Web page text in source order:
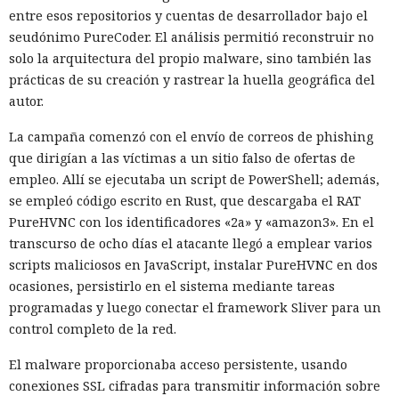
entre esos repositorios y cuentas de desarrollador bajo el
seudónimo PureCoder. El análisis permitió reconstruir no
solo la arquitectura del propio malware, sino también las
prácticas de su creación y rastrear la huella geográfica del
autor.
La campaña comenzó con el envío de correos de phishing
que dirigían a las víctimas a un sitio falso de ofertas de
empleo. Allí se ejecutaba un script de PowerShell; además,
se empleó código escrito en Rust, que descargaba el RAT
PureHVNC con los identificadores «2a» y «amazon3». En el
transcurso de ocho días el atacante llegó a emplear varios
scripts maliciosos en JavaScript, instalar PureHVNC en dos
ocasiones, persistirlo en el sistema mediante tareas
programadas y luego conectar el framework Sliver para un
control completo de la red.
El malware proporcionaba acceso persistente, usando
conexiones SSL cifradas para transmitir información sobre